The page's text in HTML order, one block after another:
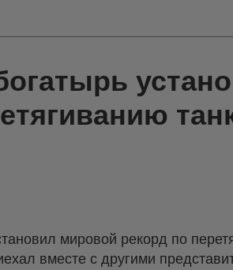
мировой рекорд по
вместе с другими